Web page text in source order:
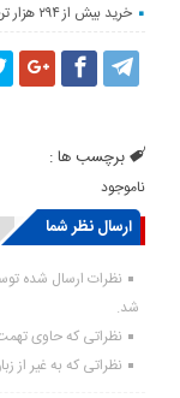
خرید بیش از ۲۹۴ هزار تن گندم از کشاورزان لرستان
برچسب ها :
ناموجود
ارسال نظر شما
انتشار یافته : ۰
نظرات ارسال شده
شد.
نظراتی که حاوی
نظراتی که به غیر از